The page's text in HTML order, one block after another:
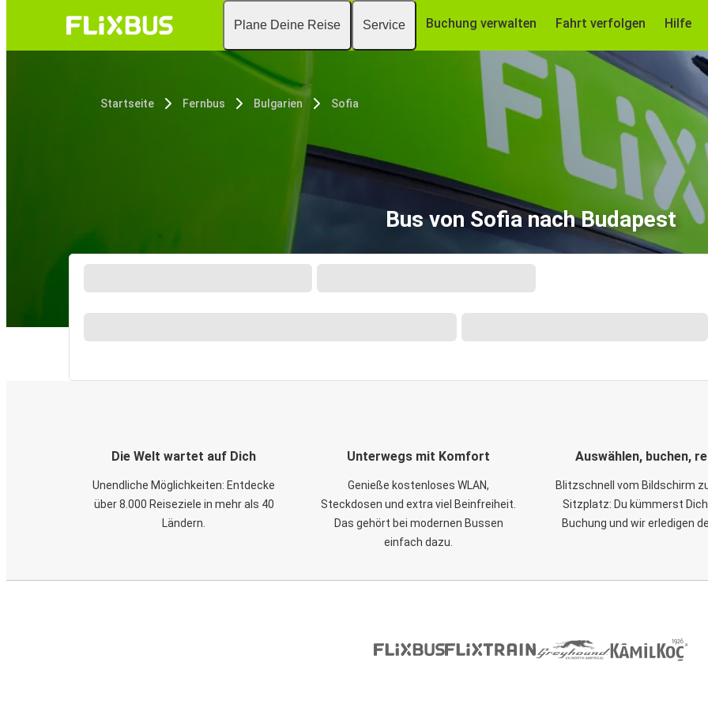
Plane Deine Reise Service Buchung verwalten Fahrt verfolgen Hilfe
Startseite Fernbus Bulgarien Sofia
Bus von Sofia nach Budapest
Die Welt wartet auf Dich
Unendliche Möglichkeiten: Entdecke
über 8.000 Reiseziele in mehr als 40
Ländern.
Unterwegs mit Komfort
Genieße kostenloses WLAN,
Steckdosen und extra viel Beinfreiheit.
Das gehört bei modernen Bussen
einfach dazu.
Auswählen, buchen,
Blitzschnell vom Bildschirm
Sitzplatz: Du kümmerst
Buchung und wir erledigen